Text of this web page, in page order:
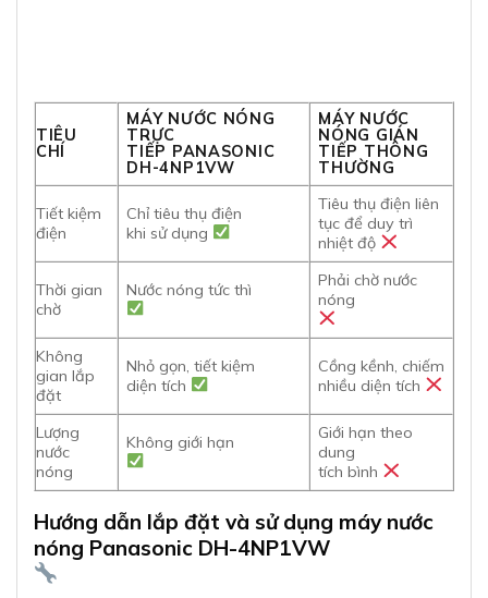
TIÊU
CHÍ
MÁY NƯỚC NÓNG
TRỰC
TIẾP PANASONIC
DH-4NP1VW
MÁY NƯỚC
NÓNG GIÁN
TIẾP THÔNG
THƯỜNG
Tiết kiệm
điện
Chỉ tiêu thụ điện
khi sử dụng
Tiêu thụ điện liên
tục để duy trì
nhiệt độ
Thời gian
chờ
Nước nóng tức thì
Phải chờ nước
nóng
Không
gian lắp
đặt
Nhỏ gọn, tiết kiệm
diện tích
Cồng kềnh, chiếm
nhiều diện tích
Lượng
nước
nóng
Không giới hạn
Giới hạn theo
dung
tích bình
Hướng dẫn lắp đặt và sử dụng máy nước
nóng Panasonic DH-4NP1VW